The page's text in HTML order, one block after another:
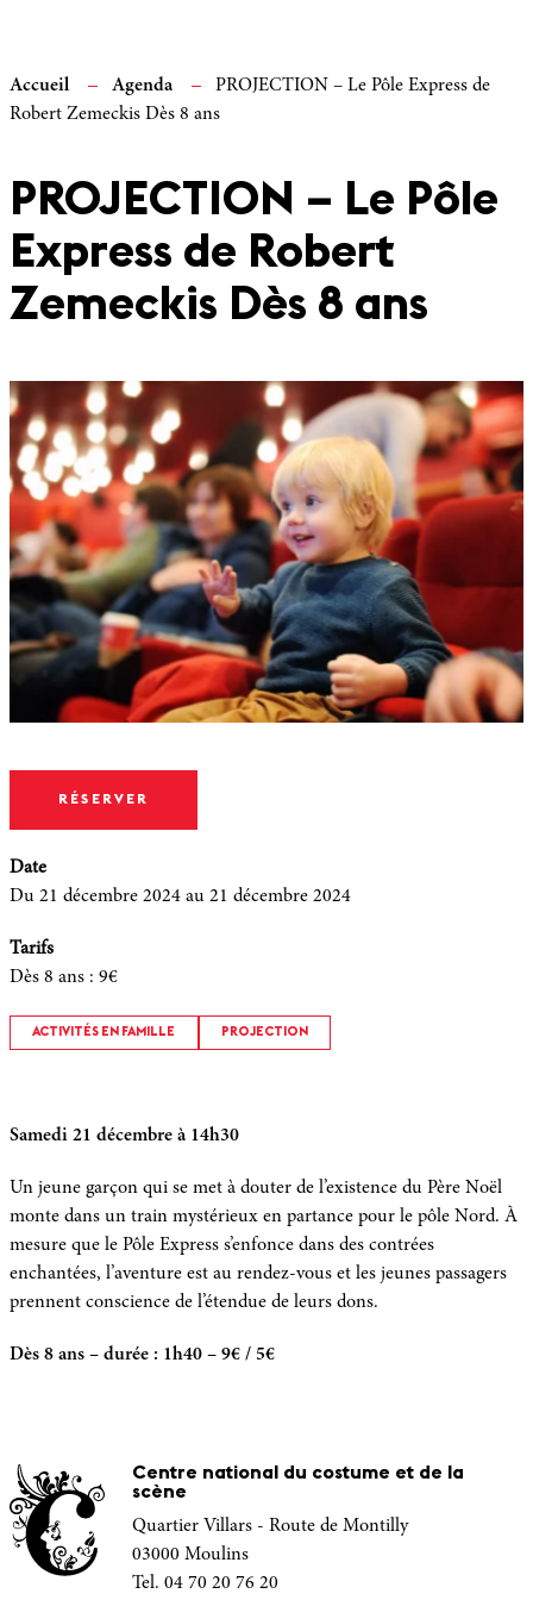
Accueil Agenda
PROJECTION – Le Pôle Express de
Robert Zemeckis Dès 8 ans
PROJECTION – Le Pôle
Express de Robert
Zemeckis Dès 8 ans
RÉSERVER
Date
Du 21 décembre 2024 au 21 décembre 2024
Tarifs
Dès 8 ans : 9€
ACTIVITÉS EN FAMILLE PROJECTION
Samedi 21 décembre à 14h30
Un jeune garçon qui se met à douter de l’existence du Père Noël
monte dans un train mystérieux en partance pour le pôle Nord. À
mesure que le Pôle Express s’enfonce dans des contrées
enchantées, l’aventure est au rendez-vous et les jeunes passagers
prennent conscience de l’étendue de leurs dons.
Dès 8 ans – durée : 1h40 – 9€ / 5€
Centre national du costume et de la
scène
Quartier Villars - Route de Montilly
03000 Moulins
Tel. 04 70 20 76 20